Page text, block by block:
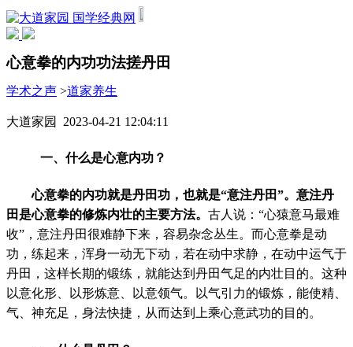
国学经典网
心意拳的内功功法搓丹田
学术之声 >道家养生
大道家园 2023-04-21 12:04:11
一、什么是心意内功？
心意拳的内功就是丹田功，也就是“意注丹田”。意注丹
田是心意拳的修炼内壮的主要方法。 古人说： “心猿意马最难
收” ，意注丹田很难静下来，容易杂念丛生。而心意拳是动
功，练起来，浑身一动无下动，若在动中求静，在动中运气于
丹田，这样长期的锻练，就能达到丹田气足的内壮目的。这种
以意化形、以形炼意、以意领气。以气引力的锻炼，能使精、
气、神充足，身法快捷，从而达到上乘心意武功的目的。